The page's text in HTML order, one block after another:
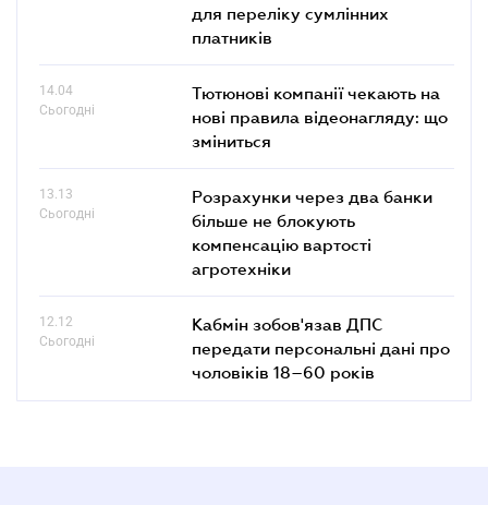
для переліку сумлінних
платників
14.04
Сьогодні
Тютюнові компанії чекають на
нові правила відеонагляду: що
зміниться
13.13
Сьогодні
Розрахунки через два банки
більше не блокують
компенсацію вартості
агротехніки
12.12
Сьогодні
Кабмін зобов'язав ДПС
передати персональні дані про
чоловіків 18–60 років